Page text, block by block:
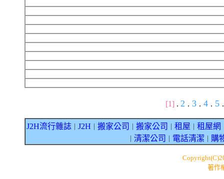
[1] . 2 . 3 . 4 . 5 .
J2H流行雜誌 J2H 搬家公司 搬家公司 租屋 租屋網
清潔公司 電話清潔 購
著作